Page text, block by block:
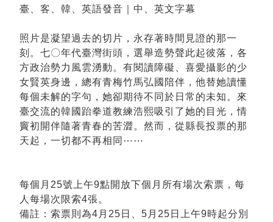
臺、客、韓、英語發音｜中、英文字幕
照片是凝望過去的切片，永存著時間見證的那一
刻。七〇年代臺灣街頭，選舉造勢聲此起彼落，各
方政治勢力風雲湧動。有閱讀障礙、喜愛攝影的少
女賢英身邊，總有青梅竹馬弘國陪伴，他替她讀懂
每個未解的字句，她卻期待不同於日常的未知。來
臺交流的韓國跆拳道教練浩熙吸引了她的目光，情
竇初開伴隨著青春的苦澀。然而，從縣長投票的那
天起，一切都不再相同⋯⋯
每個月25號上午9點開放下個月所有場次索票，每
人每場次限索4張。
備註：索票則為4月25日、5月25日上午9時起分別